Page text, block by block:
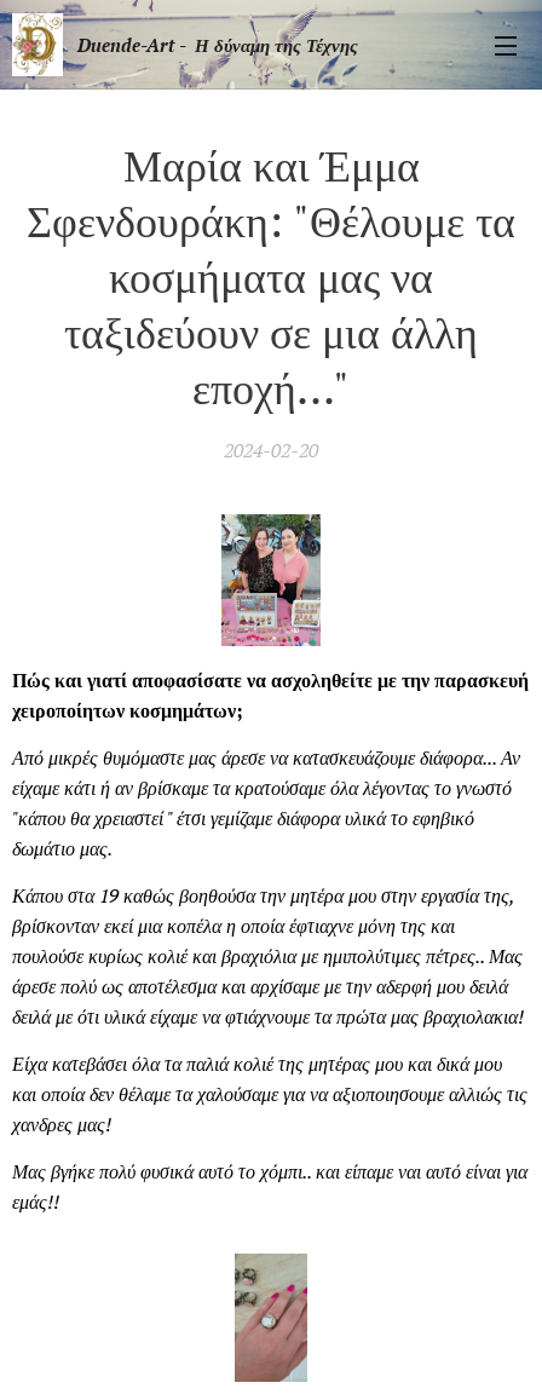
Duende-Art - Η δύναμη της Τέχνης
Μαρία και Έμμα
Σφενδουράκη: "Θέλουμε τα
κοσμήματα μας να
ταξιδεύουν σε μια άλλη
εποχή..."
2024-02-20
Πώς και γιατί αποφασίσατε να ασχοληθείτε με την παρασκευή
χειροποίητων κοσμημάτων;
Από μικρές θυμόμαστε μας άρεσε να κατασκευάζουμε διάφορα... Αν
είχαμε κάτι ή αν βρίσκαμε τα κρατούσαμε όλα λέγοντας το γνωστό
"κάπου θα χρειαστεί " έτσι γεμίζαμε διάφορα υλικά το εφηβικό
δωμάτιο μας.
Κάπου στα 19 καθώς βοηθούσα την μητέρα μου στην εργασία της,
βρίσκονταν εκεί μια κοπέλα η οποία έφτιαχνε μόνη της και
πουλούσε κυρίως κολιέ και βραχιόλια με ημιπολύτιμες πέτρες.. Μας
άρεσε πολύ ως αποτέλεσμα και αρχίσαμε με την αδερφή μου δειλά
δειλά με ότι υλικά είχαμε να φτιάχνουμε τα πρώτα μας βραχιολακια!
Είχα κατεβάσει όλα τα παλιά κολιέ της μητέρας μου και δικά μου
και οποία δεν θέλαμε τα χαλούσαμε για να αξιοποιησουμε αλλιώς τις
χανδρες μας!
Μας βγήκε πολύ φυσικά αυτό το χόμπι.. και είπαμε ναι αυτό είναι για
εμάς!!